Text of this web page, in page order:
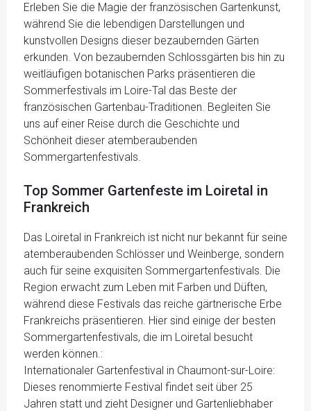
Erleben Sie die Magie der französischen Gartenkunst,
während Sie die lebendigen Darstellungen und
kunstvollen Designs dieser bezaubernden Gärten
erkunden. Von bezaubernden Schlossgärten bis hin zu
weitläufigen botanischen Parks präsentieren die
Sommerfestivals im Loire-Tal das Beste der
französischen Gartenbau-Traditionen. Begleiten Sie
uns auf einer Reise durch die Geschichte und
Schönheit dieser atemberaubenden
Sommergartenfestivals.
Top Sommer Gartenfeste im Loiretal in
Frankreich
Das Loiretal in Frankreich ist nicht nur bekannt für seine
atemberaubenden Schlösser und Weinberge, sondern
auch für seine exquisiten Sommergartenfestivals. Die
Region erwacht zum Leben mit Farben und Düften,
während diese Festivals das reiche gärtnerische Erbe
Frankreichs präsentieren. Hier sind einige der besten
Sommergartenfestivals, die im Loiretal besucht
werden können.:
Internationaler Gartenfestival in Chaumont-sur-Loire:
Dieses renommierte Festival findet seit über 25
Jahren statt und zieht Designer und Gartenliebhaber